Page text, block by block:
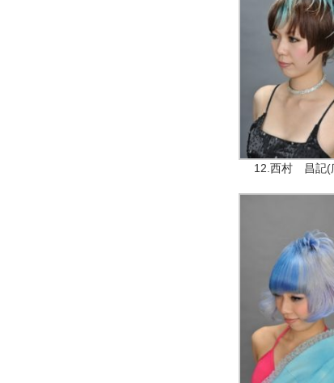
12.西村 昌記(